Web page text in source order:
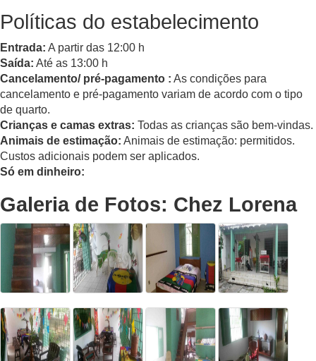
Políticas do estabelecimento
Entrada: A partir das 12:00 h
Saída: Até as 13:00 h
Cancelamento/ pré-pagamento : As condições para
cancelamento e pré-pagamento variam de acordo com o tipo
de quarto.
Crianças e camas extras: Todas as crianças são bem-vindas.
Animais de estimação: Animais de estimação: permitidos.
Custos adicionais podem ser aplicados.
Só em dinheiro:
Galeria de Fotos: Chez Lorena